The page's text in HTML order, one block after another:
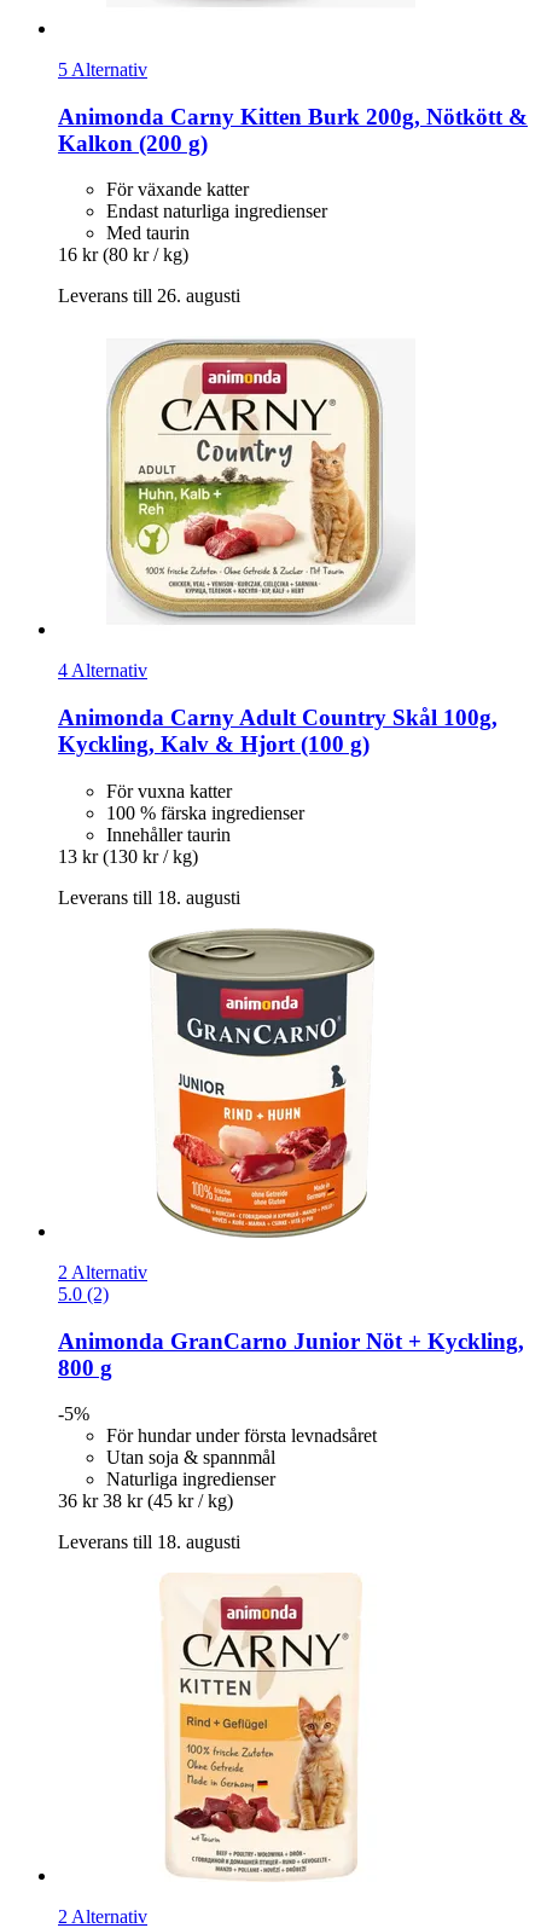
5 Alternativ
Animonda Carny Kitten Burk 200g, Nötkött &
Kalkon (200 g)
För växande katter
Endast naturliga ingredienser
Med taurin
16 kr (80 kr / kg)
Leverans till 26. augusti
4 Alternativ
Animonda Carny Adult Country Skål 100g,
Kyckling, Kalv & Hjort (100 g)
För vuxna katter
100 % färska ingredienser
Innehåller taurin
13 kr (130 kr / kg)
Leverans till 18. augusti
2 Alternativ
5.0 (2)
Animonda GranCarno Junior Nöt + Kyckling,
800 g
-5%
För hundar under första levnadsåret
Utan soja & spannmål
Naturliga ingredienser
36 kr 38 kr (45 kr / kg)
Leverans till 18. augusti
2 Alternativ